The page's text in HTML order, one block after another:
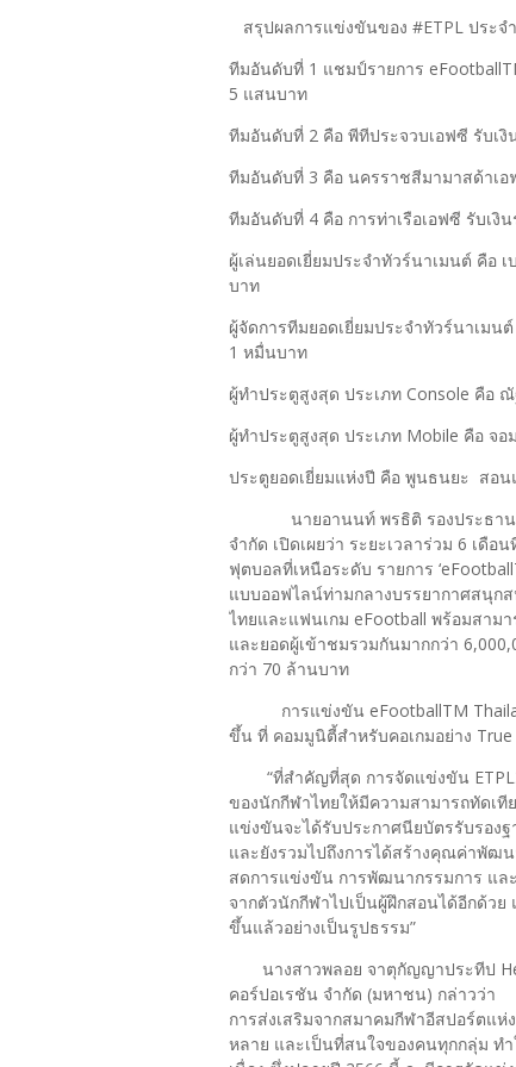
สรุปผลการแข่งขันของ #ETPL ประจ
ทีมอันดับที่ 1 แชมป์รายการ
5 แสนบาท
ทีมอันดับที่ 2 คือ พีทีประจวบเอฟซี รับเ
ทีมอันดับที่ 3 คือ นครราชสีมามาสด้าเอ
ทีมอันดับที่ 4 คือ การท่าเรือเอฟซี รับเงิ
ผู้เล่นยอดเยี่ยมประจำทัวร์นาเมนต์ คือ
บาท
ผู้จัดการทีมยอดเยี่ยมประจำทัวร์นาเม
1 หมื่นบาท
ผู้ทำประตูสูงสุด ประเภท Console คือ
ผู้ทำประตูสูงสุด ประเภท Mobile คือ จ
ประตูยอดเยี่ยมแห่งปี คือ พูนธนยะ สอน
นายอานนท์ พรธิติ รองประธาน
จำกัด เปิดเผยว่า ระยะเวลาร่วม 6 เดื
ฟุตบอลที่เหนือระดับ รายการ
แบบออฟไลน์ท่ามกลางบรรยากาศสนุก
ไทยและแฟนเกม eFootball พร้อมสาม
และยอดผู้เข้าชมรวมกันมากกว่า
กว่า 70 ล้านบาท
การแข่งขัน eFootballTM
ขึ้น ที่ คอมมูนิตี้สำหรับคอเกมอย่าง True
“ที่สำคัญที่สุด การจัดแข่งขัน
ของนักกีฬาไทยให้มีความสามารถทัดเ
แข่งขันจะได้รับประกาศนียบัตรรับรอง
และยังรวมไปถึงการได้สร้างคุณค่าพัฒ
สดการแข่งขัน การพัฒนากรรมการ แล
จากตัวนักกีฬาไปเป็นผู้ฝึกสอนได้อีกด้ว
ขึ้นแล้วอย่างเป็นรูปธรรม”
นางสาวพลอย จาตุกัญญาประทีป
คอร์ปอเรชัน จำกัด (มหาชน) กล่าวว่า
การส่งเสริมจากสมาคมกีฬาอีสปอร์ตแ
หลาย และเป็นที่สนใจของคนทุกกลุ่ม ท